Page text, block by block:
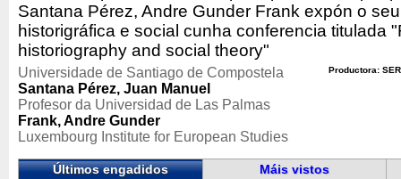
Santana Pérez, Andre Gunder Frank expón o
historigráfica e social cunha conferencia titulada
historiography and social theory"
Productora:
Universidade de Santiago de Compostela
Santana Pérez, Juan Manuel
Profesor da Universidad de Las Palmas
Frank, Andre Gunder
Luxembourg Institute for European Studies
Últimos engadidos Máis vistos